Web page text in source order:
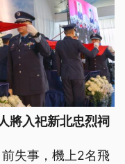
將入祀新北忠烈祠
失事，機上2名飛